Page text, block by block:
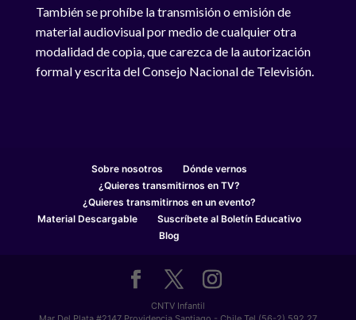
También se prohíbe la transmisión o emisión de
material audiovisual por medio de cualquier otra
modalidad de copia, que carezca de la autorización
formal y escrita del Consejo Nacional de Televisión.
Sobre nosotros
Dónde vernos
¿Quieres transmitirnos en TV?
¿Quieres transmitirnos en un evento?
Material Descargable
Suscríbete al Boletín Educativo
Blog
CNTV Infantil